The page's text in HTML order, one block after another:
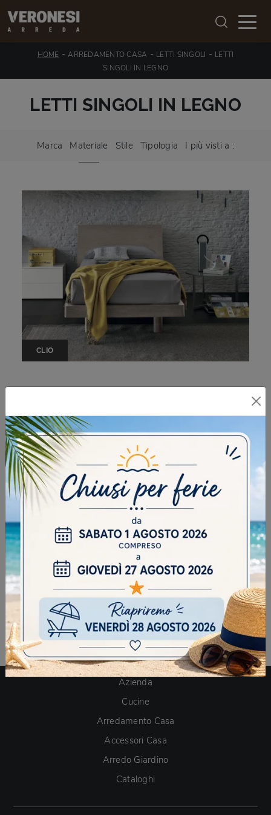
HOME -ARREDAMENTO CASA - LETTI SINGOLI - LETTI
SINGOLI IN LEGNO
LETTI SINGOLI IN LEGNO
Marca Materiale Stile Tipologia I più visti a :
CLIO
LETTI SINGOLI IN LEGNO
I nostri professionisti d'arredo saranno lieti di assisterti
nella scelta dell'arredo pensati per necessità di eleganza
e di praticità, tra una grande varietà di materiali
pregiati,dal legno massiccio al metallo. Se desideri
composizioni di Letti singoli adeguate alla metratura e al
tipo di locale, il nostro centro espositivo è il posto
perfetto per te. La scelta dell'arredo di casa è di
estrema rilevanza, a maggior ragione se devi
ristrutturare, poiché stare a tuo agio determinerà la
qualità della tua vita di tutti i giorni. Se ci verrai ad
incontrare, professionisti esperti ti aiuteranno a
scegliere accostamenti e progetteranno glilocali con
estrema cura e affabilità. In negozio potrai acquistare i
modelli diLetti singoli in legnomigliori in commercio:
siamo il posto ideale per vedere trend e spunti.
Azienda
Cucine
Arredamento Casa
Accessori Casa
Arredo Giardino
Cataloghi